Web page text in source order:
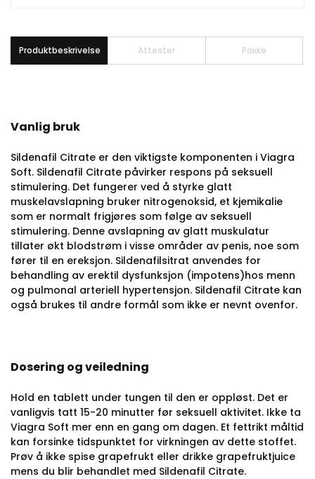
Produktbeskrivelse Attester Pakke
Vanlig bruk
Sildenafil Citrate er den viktigste komponenten i Viagra
Soft. Sildenafil Citrate påvirker respons på seksuell
stimulering. Det fungerer ved å styrke glatt
muskelavslapning bruker nitrogenoksid, et kjemikalie
som er normalt frigjøres som følge av seksuell
stimulering. Denne avslapning av glatt muskulatur
tillater økt blodstrøm i visse områder av penis, noe som
fører til en ereksjon. Sildenafilsitrat anvendes for
behandling av erektil dysfunksjon (impotens)hos menn
og pulmonal arteriell hypertensjon. Sildenafil Citrate kan
også brukes til andre formål som ikke er nevnt ovenfor.
Dosering og veiledning
Hold en tablett under tungen til den er oppløst. Det er
vanligvis tatt 15-20 minutter før seksuell aktivitet. Ikke ta
Viagra Soft mer enn en gang om dagen. Et fettrikt måltid
kan forsinke tidspunktet for virkningen av dette stoffet.
Prøv å ikke spise grapefrukt eller drikke grapefruktjuice
mens du blir behandlet med Sildenafil Citrate.